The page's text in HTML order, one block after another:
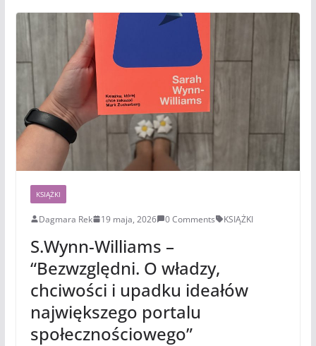
KSIĄŻKI
Dagmara Rek 19 maja, 2026 0 Comments KSIĄŻKI
S.Wynn-Williams –
“Bezwzględni. O władzy,
chciwości i upadku ideałów
największego portalu
społecznościowego”